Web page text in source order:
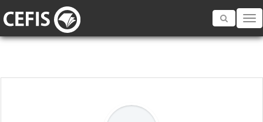
Toggle